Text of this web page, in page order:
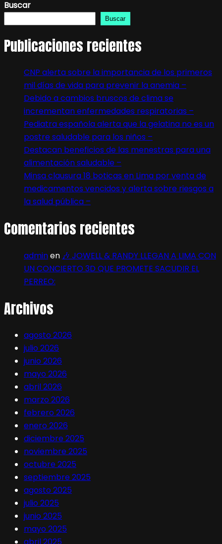
Buscar
Buscar
Publicaciones recientes
CNP alerta sobre la importancia de los primeros
mil días de vida para prevenir la anemia –
Debido a cambios bruscos de clima se
incrementan enfermedades respiratorias –
Pediatra española alerta que la gelatina no es un
postre saludable para los niños –
Destacan beneficios de las menestras para una
alimentación saludable –
Minsa clausura 18 boticas en Lima por venta de
medicamentos vencidos y alerta sobre riesgos a
la salud pública –
Comentarios recientes
adminen 🎶 JOWELL & RANDY LLEGAN A LIMA CON
UN CONCIERTO 3D QUE PROMETE SACUDIR EL
PERREO:
Archivos
agosto 2026
julio 2026
junio 2026
mayo 2026
abril 2026
marzo 2026
febrero 2026
enero 2026
diciembre 2025
noviembre 2025
octubre 2025
septiembre 2025
agosto 2025
julio 2025
junio 2025
mayo 2025